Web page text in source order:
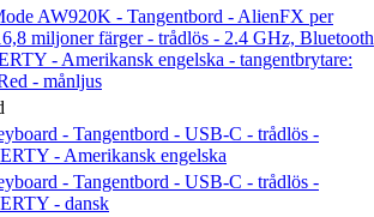
AW920K - Tangentbord - AlienFX per
miljoner färger - trådlös - 2.4 GHz, Bluetooth
- Amerikansk engelska - tangentbrytare:
- månljus
- Tangentbord - USB-C - trådlös -
- Amerikansk engelska
- Tangentbord - USB-C - trådlös -
- dansk